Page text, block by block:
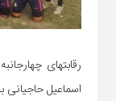
رقابتهای
اسماعیل حاجیانی